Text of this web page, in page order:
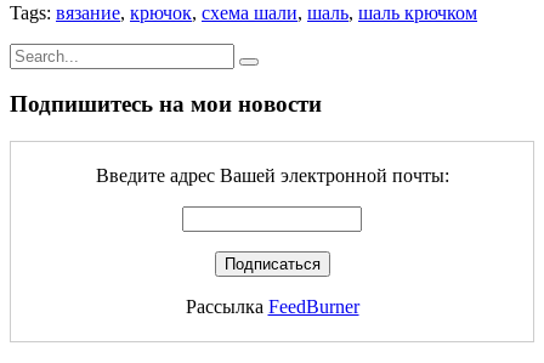
Tags: вязание, крючок, схема шали, шаль, шаль крючком
Подпишитесь на мои новости
Введите адрес Вашей электронной почты:
Рассылка FeedBurner